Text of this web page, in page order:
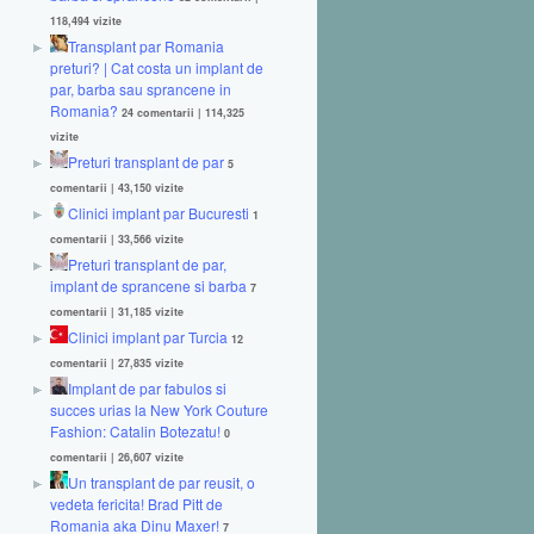
118,494 vizite
Transplant par Romania
preturi? | Cat costa un implant de
par, barba sau sprancene in
Romania? 24 comentarii | 114,325
vizite
Preturi transplant de par 5
comentarii | 43,150 vizite
Clinici implant par Bucuresti 1
comentarii | 33,566 vizite
Preturi transplant de par,
implant de sprancene si barba 7
comentarii | 31,185 vizite
Clinici implant par Turcia 12
comentarii | 27,835 vizite
Implant de par fabulos si
succes urias la New York Couture
Fashion: Catalin Botezatu! 0
comentarii | 26,607 vizite
Un transplant de par reusit, o
vedeta fericita! Brad Pitt de
Romania aka Dinu Maxer! 7